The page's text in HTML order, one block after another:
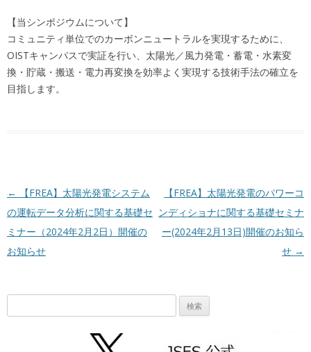
【当シンポジウムについて】
コミュニティ単位でのカーボンニュートラルを実現するために、
OISTキャンパスで実証を行い、太陽光／風力発電・蓄電・水素変
換・貯蔵・搬送・電力再変換を効率よく実現する技術手法の確立を
目指します。
投稿ナビゲーション
←
【FREA】太陽光発電システム
の運転データ分析に関する基礎セ
ミナー（2024年2月2日）開催の
お知らせ
【FREA】太陽光発電のパワーコ
ンディショナに関する基礎セミナ
ー(2024年2月13日)開催のお知ら
せ →
索: